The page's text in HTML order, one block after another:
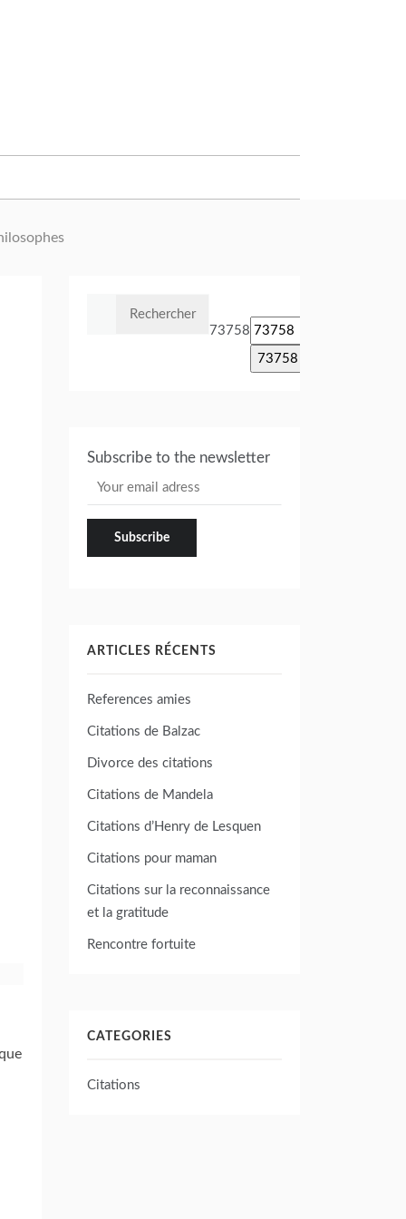
73758
Subscribe to the newsletter
ARTICLES RÉCENTS
References amies
Citations de Balzac
Divorce des citations
Citations de Mandela
Citations d’Henry de Lesquen
Citations pour maman
Citations sur la reconnaissance
et la gratitude
Rencontre fortuite
CATEGORIES
Citations